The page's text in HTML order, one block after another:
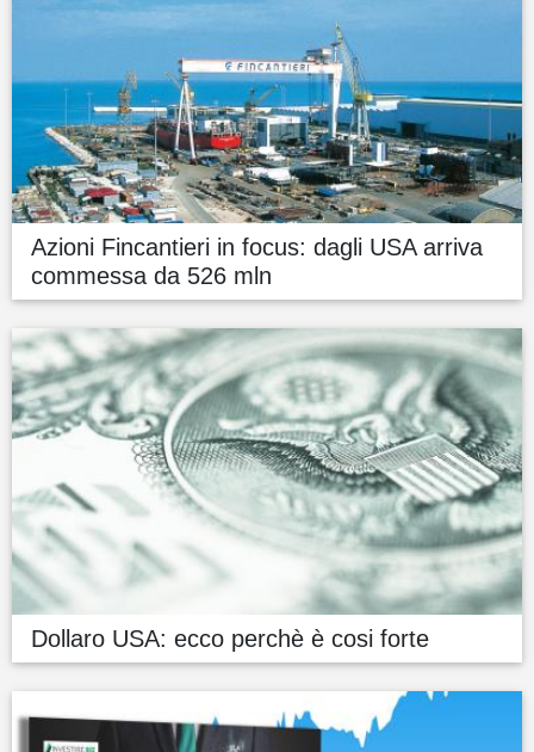
Azioni Fincantieri in focus: dagli USA arriva
commessa da 526 mln
Dollaro USA: ecco perchè è cosi forte